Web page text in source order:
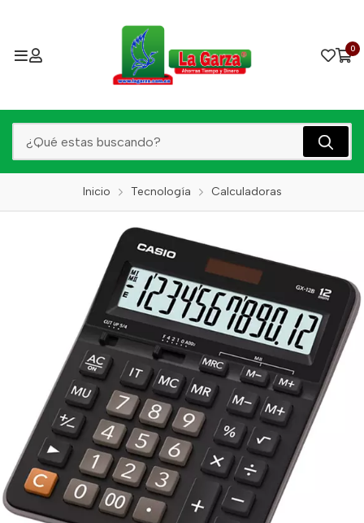
0
Inicio Tecnología Calculadoras